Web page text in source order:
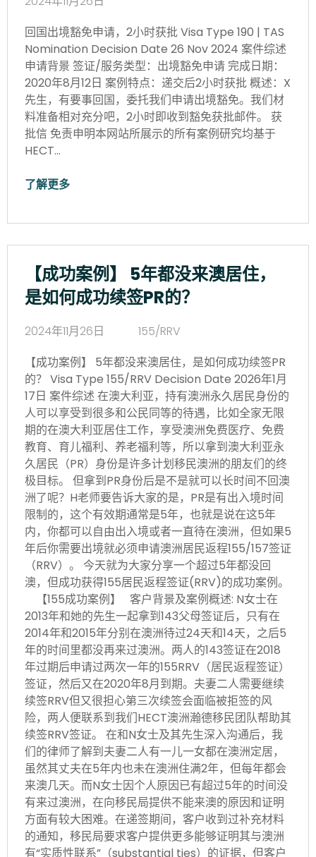
回国出境豁免申请，2小时获批 Visa Type 190 | TAS
Nomination Decision Date 26 Nov 2024 案件综述
申请背景 签证/服务类型：出境豁免申请 完成日期：
2020年8月12日 案例特点：递交后2小时获批 概述：X
先生，有要事回国，委托我们申请出境豁免。我们材
料准备相对充分吧，2小时即收到豁免获批邮件。 获
批信 免责申明本网站所展示的所有案例研究均基于
HECT…
了解更多
【成功案例】 5年都没来澳居住，
是如何成功续签PR的？
2024年11月26日
155/RRV
【成功案例】 5年都没来澳居住，是如何成功续签PR
的？ Visa Type 155/RRV Decision Date 2026年1月
17日 案件综述 在澳大利亚，持有澳洲永久居民身份的
人可以享受到很多和公民同等的待遇，比如全家无限
期的在澳大利亚居住工作，享受澳洲免费医疗、免费
教育、育儿福利、养老福利等，所以拿到澳大利亚永
久居民（PR）身份是许多计划移民澳洲的朋友们的终
极目标。 但拿到PR身份后是不是就可以长时间不回澳
洲了呢？H老师要告诉大家的是，PR是有出入境时间
限制的，这个有效期通常是5年，也就是说在这5年
内，你都可以自由出入境或者一直待在澳洲，但如果5
年后你需要出境就必须申请澳洲居民返程155/157签证
（RRV）。 今天就为大家分享一个超过5年都没回
澳，但成功获得155居民返程签证(RRV)的成功案例。
【155成功案例】 客户背景及案例概述: N女士在
2013年和她的先生一起拿到143父母签证后，只有在
2014年和2015年分别在澳洲待过24天和14天，之后5
年的时间里都没再来过澳洲。两人的143签证在2018
年过期后申请过两次一年的155RRV（居民返程签证）
签证，然后又在2020年8月到期。夫妻二人需要继续
续签RRV但又很担心第三次续签会面临被拒签的风
险，两人便联系到我们HECT澳洲瀚德移民团队帮助其
续签RRV签证。 在和N女士及其先生深入沟通后，我
们的律师了解到夫妻二人有一儿一女都在澳洲定居，
虽然其丈夫在5年内也未在澳洲住满2年，但每年都会
来澳几天。而N女士因个人原因已有超过5年的时间没
有来过澳洲，在向移民局提供不能来澳的原因和证明
方面有较大困难。在递签期间，客户收到过补充材料
的通知，移民局要求客户提供更多能够证明其与澳洲
有“实质性联系”（substantial ties）的证据，但客户